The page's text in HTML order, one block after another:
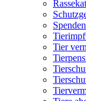
Spenden
Tier